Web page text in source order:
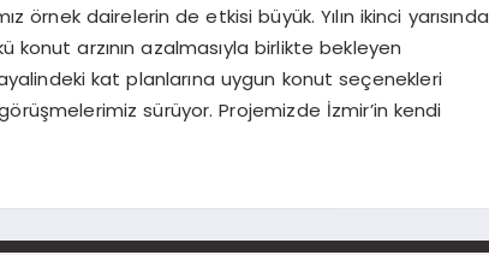
örnek dairelerin de etkisi büyük. Yılın ikinci yarısında
konut arzının azalmasıyla birlikte bekleyen
kat planlarına uygun konut seçenekleri
sürüyor. Projemizde İzmir’in kendi